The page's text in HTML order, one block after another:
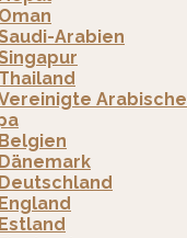
Oman
Arabien
Thailand
Belgien
Dänemark
Deutschland
England
Estland